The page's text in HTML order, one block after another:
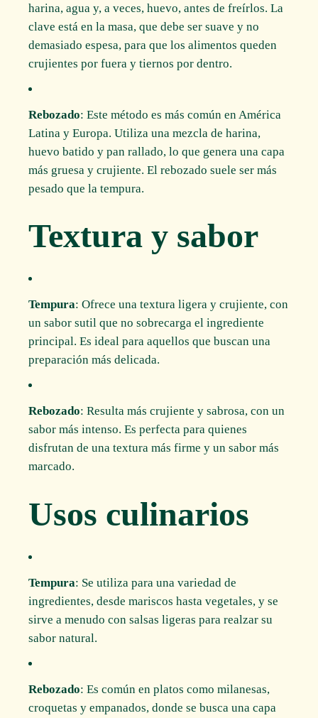
harina, agua y, a veces, huevo, antes de freírlos. La
clave está en la masa, que debe ser suave y no
demasiado espesa, para que los alimentos queden
crujientes por fuera y tiernos por dentro.
Rebozado: Este método es más común en América
Latina y Europa. Utiliza una mezcla de harina,
huevo batido y pan rallado, lo que genera una capa
más gruesa y crujiente. El rebozado suele ser más
pesado que la tempura.
Textura y sabor
Tempura: Ofrece una textura ligera y crujiente, con
un sabor sutil que no sobrecarga el ingrediente
principal. Es ideal para aquellos que buscan una
preparación más delicada.
Rebozado: Resulta más crujiente y sabrosa, con un
sabor más intenso. Es perfecta para quienes
disfrutan de una textura más firme y un sabor más
marcado.
Usos culinarios
Tempura: Se utiliza para una variedad de
ingredientes, desde mariscos hasta vegetales, y se
sirve a menudo con salsas ligeras para realzar su
sabor natural.
Rebozado: Es común en platos como milanesas,
croquetas y empanados, donde se busca una capa